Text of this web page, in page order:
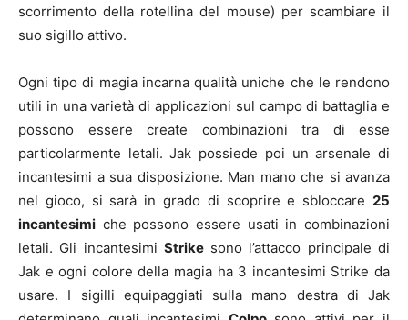
scorrimento della rotellina del mouse) per scambiare il
suo sigillo attivo.
Ogni tipo di magia incarna qualità uniche che le rendono
utili in una varietà di applicazioni sul campo di battaglia e
possono essere create combinazioni tra di esse
particolarmente letali. Jak possiede poi un arsenale di
incantesimi a sua disposizione. Man mano che si avanza
nel gioco, si sarà in grado di scoprire e sbloccare 25
incantesimi che possono essere usati in combinazioni
letali. Gli incantesimi Strikesono l’attacco principale di
Jak e ogni colore della magia ha 3 incantesimi Strike da
usare. I sigilli equipaggiati sulla mano destra di Jak